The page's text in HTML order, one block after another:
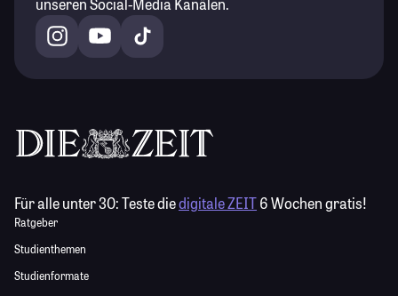
unseren Social-Media Kanälen.
Für alle unter 30:Teste diedigitale ZEIT6 Wochen gratis!
Ratgeber
Studienthemen
Studienformate